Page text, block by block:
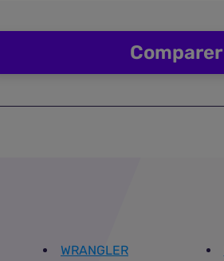
Comparer
WRANGLER